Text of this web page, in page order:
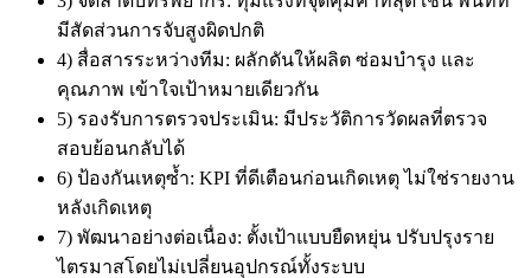
มีสัดส่วนการจับสูงผิดปกติ
4) สื่อสารระหว่างทีม: ผลักดันให้ผลิต ซ่อมบำรุง และ
คุณภาพ เข้าใจเป้าหมายเดียวกัน
5) รองรับการตรวจประเมิน: มีประวัติการวัดผลที่ตรวจ
สอบย้อนกลับได้
6) ป้องกันเหตุซ้ำ: KPI ที่ดีเตือนก่อนเกิดเหตุ ไม่ใช่รายงาน
หลังเกิดเหตุ
7) พัฒนาอย่างต่อเนื่อง: ตั้งเป้าแบบยืดหยุ่น ปรับปรุงราย
ไตรมาสโดยไม่เปลี่ยนอุปกรณ์ทั้งระบบ